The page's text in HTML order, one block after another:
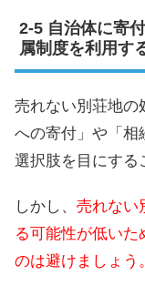
自治体に寄
属制度を利用す
売れない別荘地の
への寄付」や「相
選択肢を目にする
しかし、 売れない
る可能性が低いた
のは避けましょう。